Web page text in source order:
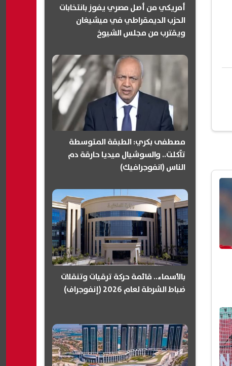
أمريكي من أصل مصري يفوز بانتخابات
الحزب الديمقراطي في ميشيغان
ويقترب من مجلس الشيوخ
مصطفى بكري: الطبقة المتوسطة
تآكلت.. والسوشيال ميديا حارقة دم
الناس (انفوجرافيك)
بالأسماء.. قائمة حركة ترقيات وتنقلات
ضباط الشرطة لعام 2026 (إنفوجراف)